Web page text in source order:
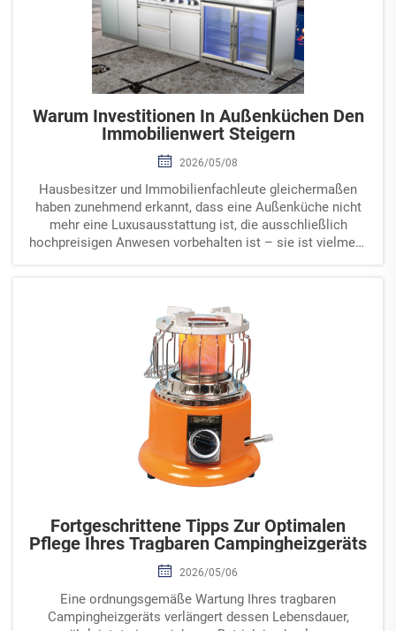
Warum Investitionen In Außenküchen Den
Immobilienwert Steigern
2026/05/08
Hausbesitzer und Immobilienfachleute gleichermaßen
haben zunehmend erkannt, dass eine Außenküche nicht
mehr eine Luxusausstattung ist, die ausschließlich
hochpreisigen Anwesen vorbehalten ist – sie ist vielmehr
Fortgeschrittene Tipps Zur Optimalen
Pflege Ihres Tragbaren Campingheizgeräts
2026/05/06
Eine ordnungsgemäße Wartung Ihres tragbaren
Campingheizgeräts verlängert dessen Lebensdauer,